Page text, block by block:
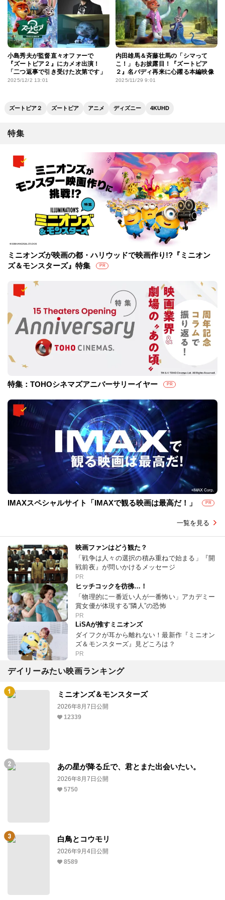
小島秀夫が監督直々オファーで
『ズートピア２』にカメオ出演！
「二つ返事で引き受けた次第です」
2025/12/2 13:01
内田雄馬＆斉藤壮馬の「シマって
こ！」もお披露目！『ズートピア
２』名バディ再来に心躍る本編映像
2025/11/29 9:01
ズートピア２ ズートピア アニメ ディズニー 4KUHD
特集
ミニオンズが映画の都・ハリウッドで映画作り!?『ミニオン
ズ＆モンスターズ』特集
PR
特集：TOHOシネマズアニバーサリーイヤー PR
IMAXスペシャルサイト「IMAXで観る映画は最高だ！」 PR
一覧を見る
映画ファンはどう観た？
「戦争は人々の選択の積み重ねで始まる」『開
戦前夜』が問いかけるメッセージ
PR
ヒッチコックを彷彿…！
「物理的に一番近い人が一番怖い」アカデミー
賞女優が体現する“隣人”の恐怖
PR
LiSAが推すミニオンズ
ダイフクが耳から離れない！最新作『ミニオン
ズ＆モンスターズ』見どころは？
PR
デイリーみたい映画ランキング
ミニオンズ＆モンスターズ
2026年8月7日公開
12339
あの星が降る丘で、君とまた出会いたい。
2026年8月7日公開
5750
白鳥とコウモリ
2026年9月4日公開
8589